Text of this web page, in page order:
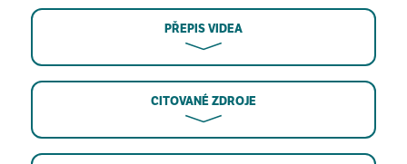
PŘEPIS VIDEA
CITOVANÉ ZDROJE